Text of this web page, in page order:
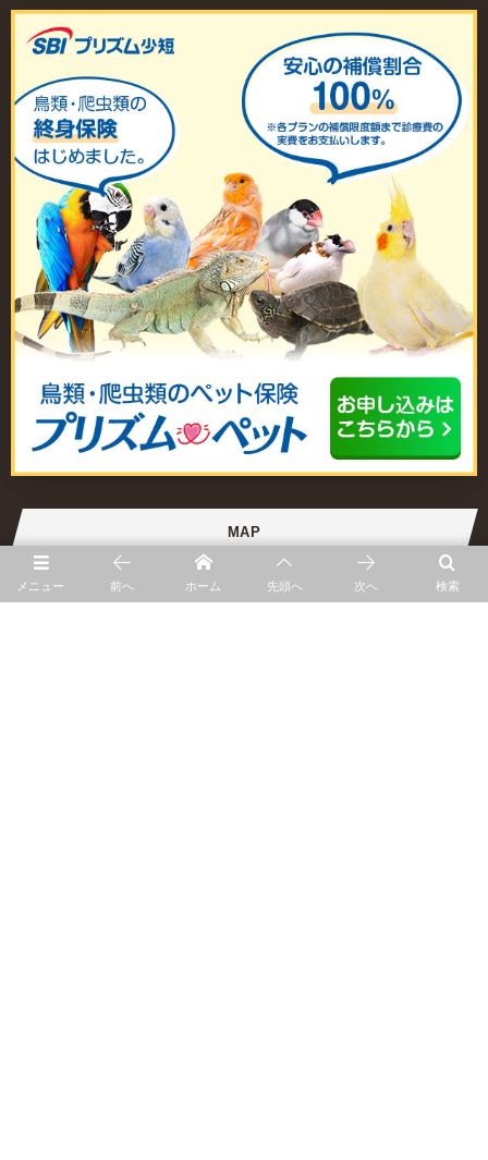
MAP
メニュー 検索
前へ ホーム 先頭へ 次へ